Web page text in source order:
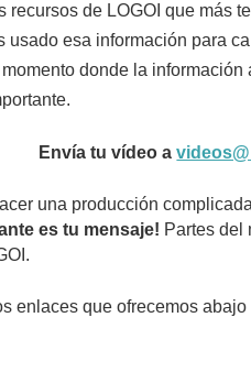
recursos de LOGOI que más
usado esa información para
donde la
Envía tu vídeo a
una producción
es tu mensaje! Partes del
enlaces que ofrecemos